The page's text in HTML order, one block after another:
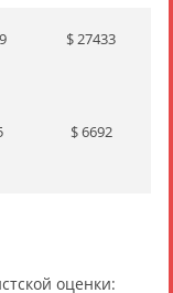
$ 6692
$ 27433
оценки: